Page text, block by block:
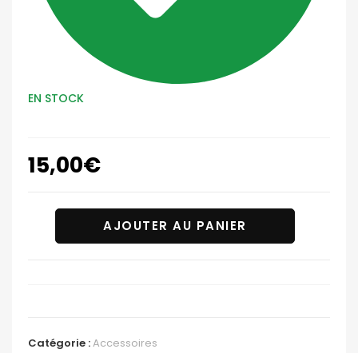
EN STOCK
15,00€
AJOUTER AU PANIER
Catégorie :Accessoires